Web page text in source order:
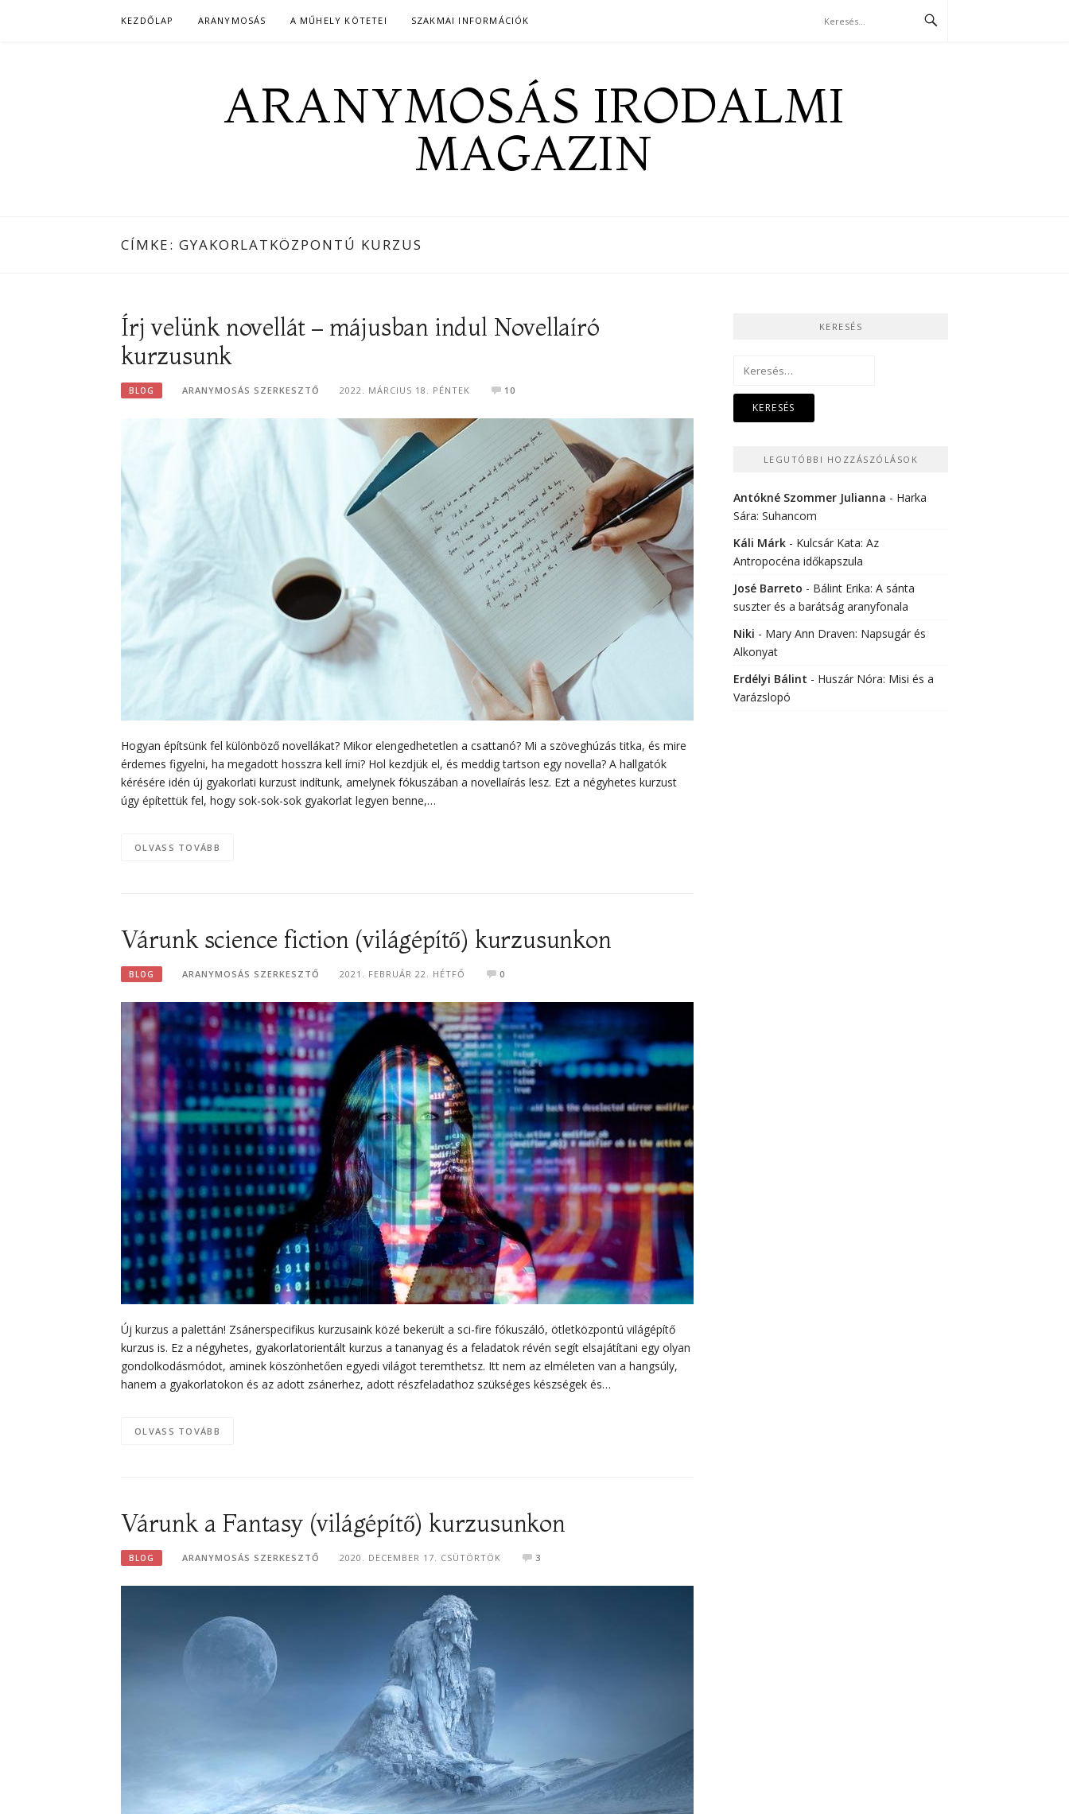
KEZDŐLAP ARANYMOSÁS A MŰHELY KÖTETEI SZAKMAI INFORMÁCIÓK
ARANYMOSÁS IRODALMI
MAGAZIN
CÍMKE: GYAKORLATKÖZPONTÚ KURZUS
Írj velünk novellát – májusban indul Novellaíró
kurzusunk
BLOG ARANYMOSÁS SZERKESZTŐ 2022. MÁRCIUS 18. PÉNTEK 10
Hogyan építsünk fel különböző novellákat? Mikor elengedhetetlen a csattanó? Mi a szöveghúzás titka, és mire
érdemes figyelni, ha megadott hosszra kell írni? Hol kezdjük el, és meddig tartson egy novella? A hallgatók
kérésére idén új gyakorlati kurzust indítunk, amelynek fókuszában a novellaírás lesz. Ezt a négyhetes kurzust
úgy építettük fel, hogy sok-sok-sok gyakorlat legyen benne,…
OLVASS TOVÁBB
Várunk science fiction (világépítő) kurzusunkon
BLOG ARANYMOSÁS SZERKESZTŐ 2021. FEBRUÁR 22. HÉTFŐ 0
Új kurzus a palettán! Zsánerspecifikus kurzusaink közé bekerült a sci-fire fókuszáló, ötletközpontú világépítő
kurzus is. Ez a négyhetes, gyakorlatorientált kurzus a tananyag és a feladatok révén segít elsajátítani egy olyan
gondolkodásmódot, aminek köszönhetően egyedi világot teremthetsz. Itt nem az elméleten van a hangsúly,
hanem a gyakorlatokon és az adott zsánerhez, adott részfeladathoz szükséges készségek és…
OLVASS TOVÁBB
Várunk a Fantasy (világépítő) kurzusunkon
BLOG ARANYMOSÁS SZERKESZTŐ 2020. DECEMBER 17. CSÜTÖRTÖK 3
KERESÉS
Keresés:
LEGUTÓBBI HOZZÁSZÓLÁSOK
Antókné Szommer Julianna - Harka
Sára: Suhancom
Káli Márk - Kulcsár Kata: Az
Antropocéna időkapszula
José Barreto - Bálint Erika: A sánta
suszter és a barátság aranyfonala
Niki - Mary Ann Draven: Napsugár és
Alkonyat
Erdélyi Bálint - Huszár Nóra: Misi és a
Varázslopó